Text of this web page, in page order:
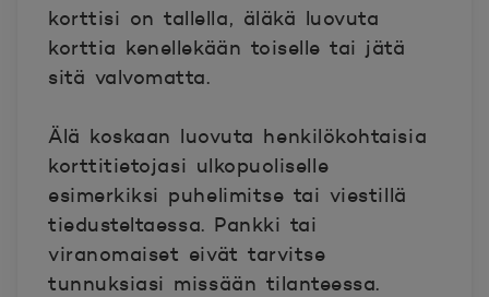
korttisi on tallella, äläkä luovuta
korttia kenellekään toiselle tai jätä
sitä valvomatta.
Älä koskaan luovuta henkilökohtaisia
korttitietojasi ulkopuoliselle
esimerkiksi puhelimitse tai viestillä
tiedusteltaessa. Pankki tai
viranomaiset eivät tarvitse
tunnuksiasi missään tilanteessa.